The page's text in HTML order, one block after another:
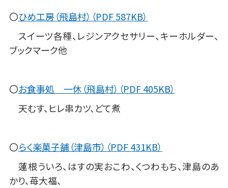
〇ひめ工房（飛島村）（PDF 587KB）
スイーツ各種、レジンアクセサリー、キーホルダー、
ブックマーク他
〇お食事処 一休（飛島村）（PDF 405KB）
天むす、ヒレ串カツ、どて煮
〇らく楽菓子舗（津島市）（PDF 431KB）
蓮根ういろ、はすの実おこわ、くつわもち、津島のあ
かり、苺大福、